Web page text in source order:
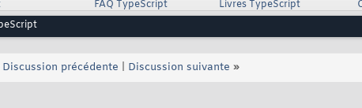
FAQ TypeScript Livres TypeScript
Discussion précédente Discussion suivante »